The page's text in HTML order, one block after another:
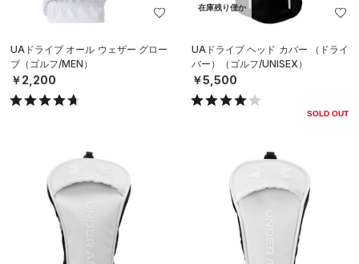
UAドライブ オール ウェザー グロー
ブ（ゴルフ/MEN）
￥2,200
在庫残り僅か
UAドライブ ヘッド カバー （ドライ
バー）（ゴルフ/UNISEX）
￥5,500
SOLD OUT